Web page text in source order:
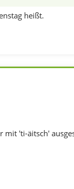
heißt.
mit 'ti-äitsch'